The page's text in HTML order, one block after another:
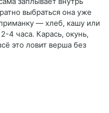
выбраться она уже
— хлеб, кашу или
4 часа. Карась, окунь,
это ловит верша без